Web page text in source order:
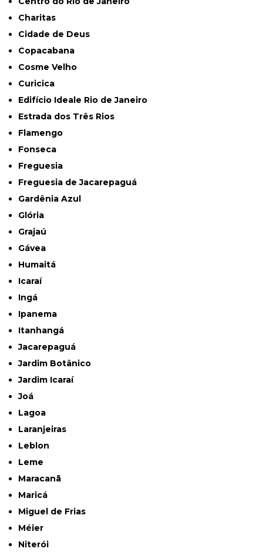
Charitas
Cidade de Deus
Copacabana
Cosme Velho
Curicica
Edifício Ideale Rio de Janeiro
Estrada dos Três Rios
Flamengo
Fonseca
Freguesia
Freguesia de Jacarepaguá
Gardênia Azul
Glória
Grajaú
Gávea
Humaitá
Icaraí
Ingá
Ipanema
Itanhangá
Jacarepaguá
Jardim Botânico
Jardim Icaraí
Joá
Lagoa
Laranjeiras
Leblon
Leme
Maracanã
Maricá
Miguel de Frias
Méier
Niterói